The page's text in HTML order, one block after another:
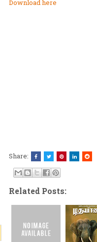
Download here
Share:
Related Posts: